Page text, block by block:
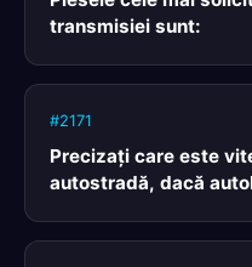
transmisiei sunt:
#2171
Precizaţi care este
autostradă, dacă